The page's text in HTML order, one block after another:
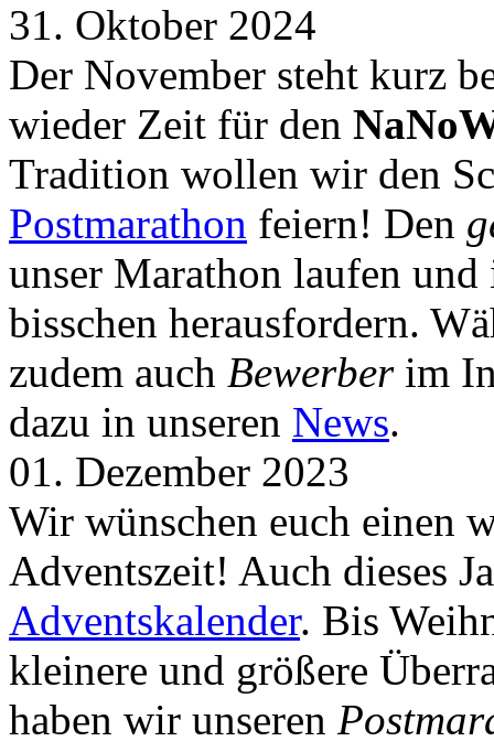
31. Oktober 2024
Der November steht kurz
wieder Zeit für den
Tradition wollen wir den
Postmarathon feiern! Den
unser Marathon laufen
bisschen herausfordern.
zudem auch Bewerberim
dazu in unseren News.
01. Dezember 2023
Wir wünschen euch einen
Adventszeit! Auch dieses
Adventskalender. Bis
kleinere und größere
haben wir unseren